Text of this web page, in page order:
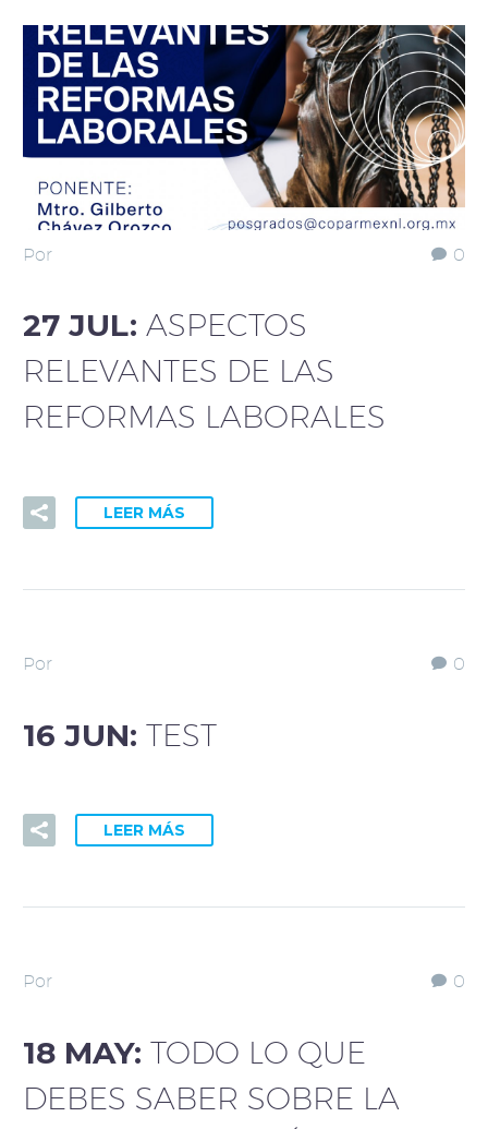
0
Por
27 JUL: ASPECTOS
RELEVANTES DE LAS
REFORMAS LABORALES
LEER MÁS
0
Por
16 JUN: TEST
LEER MÁS
0
Por
18 MAY: TODO LO QUE
DEBES SABER SOBRE LA